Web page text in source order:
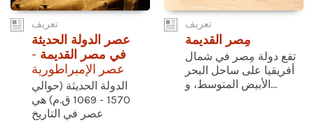
تعريف
عصر الدولة الحديثة
في مصر القديمة -
عصر الإمبراطورية
الدولة الحديثة (حوالي
1570 - 1069 ق.م) هي
عصر في التاريخ
تعريف
مِصر القديمة
تقع دولة مِصر في شمال
أفريقيا على ساحل البحر
الأبيض المتوسط، و...